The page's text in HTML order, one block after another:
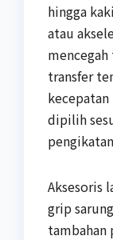
hingga
atau
transfer
dipilih
Aksesoris
grip
tambahan